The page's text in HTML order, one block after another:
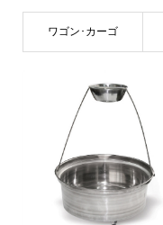
ワゴン･カーゴ